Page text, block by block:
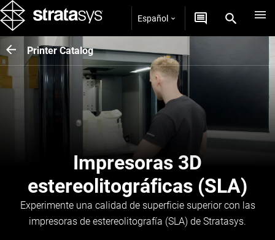
Español
Printer Catalog
Impresoras 3D
estereolitográficas (SLA)
Experimente una calidad de superficie superior con las
impresoras de estereolitografía (SLA) de Stratasys.